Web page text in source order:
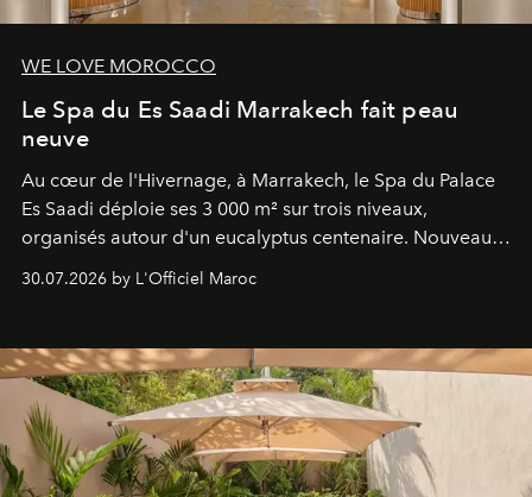
WE LOVE MOROCCO
Le Spa du Es Saadi Marrakech fait peau
neuve
Au cœur de l'Hivernage, à Marrakech, le Spa du Palace
Es Saadi déploie ses 3 000 m² sur trois niveaux,
organisés autour d'un eucalyptus centenaire. Nouveau
Lobby Bien-Être et Beauté, exclusivité mondiale en
neuro-cosmétique, parcours thermal et studio dédié au
entièreté, entre science des émotions et rituels
reposants.
30.07.2026 by L'Officiel Maroc